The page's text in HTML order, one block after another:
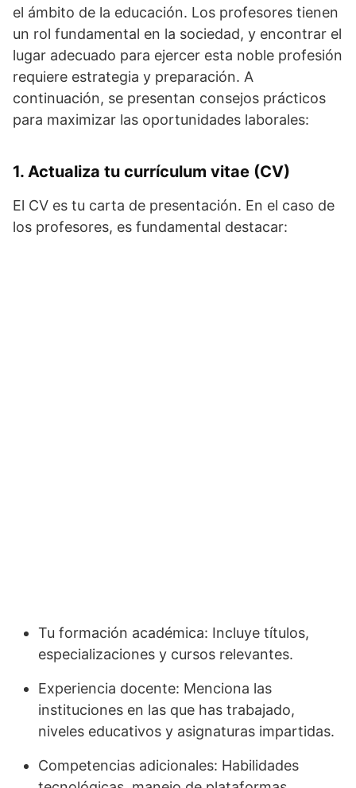
el ámbito de la educación. Los profesores tienen
un rol fundamental en la sociedad, y encontrar el
lugar adecuado para ejercer esta noble profesión
requiere estrategia y preparación. A
continuación, se presentan consejos prácticos
para maximizar las oportunidades laborales:
1. Actualiza tu currículum vitae (CV)
El CV es tu carta de presentación. En el caso de
los profesores, es fundamental destacar:
Tu formación académica: Incluye títulos,
especializaciones y cursos relevantes.
Experiencia docente: Menciona las
instituciones en las que has trabajado,
niveles educativos y asignaturas impartidas.
Competencias adicionales: Habilidades